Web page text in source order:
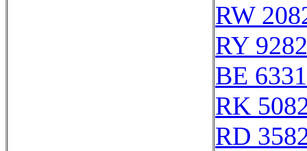
RW
RY
BE 6331
RK
RD